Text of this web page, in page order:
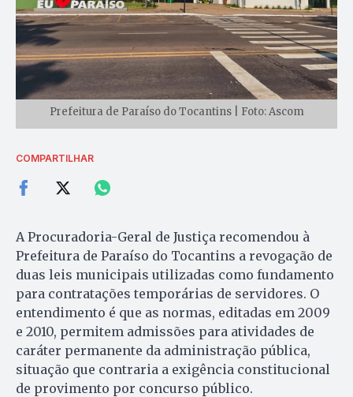
Prefeitura de Paraíso do Tocantins | Foto: Ascom
COMPARTILHAR
A Procuradoria-Geral de Justiça recomendou à
Prefeitura de Paraíso do Tocantins a revogação de
duas leis municipais utilizadas como fundamento
para contratações temporárias de servidores. O
entendimento é que as normas, editadas em 2009
e 2010, permitem admissões para atividades de
caráter permanente da administração pública,
situação que contraria a exigência constitucional
de provimento por concurso público.